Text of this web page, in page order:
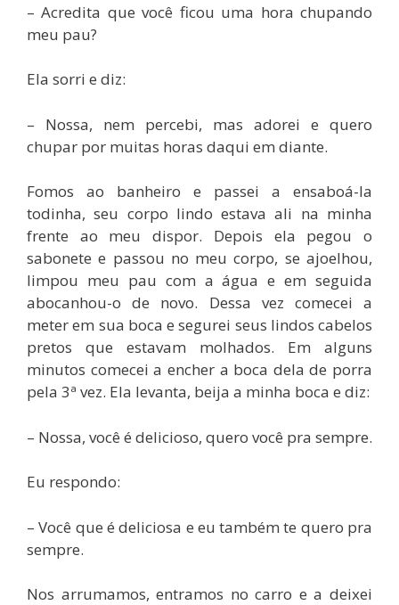
– Acredita que você ficou uma hora chupando
meu pau?
Ela sorri e diz:
– Nossa, nem percebi, mas adorei e quero
chupar por muitas horas daqui em diante.
Fomos ao banheiro e passei a ensaboá-la
todinha, seu corpo lindo estava ali na minha
frente ao meu dispor. Depois ela pegou o
sabonete e passou no meu corpo, se ajoelhou,
limpou meu pau com a água e em seguida
abocanhou-o de novo. Dessa vez comecei a
meter em sua boca e segurei seus lindos cabelos
pretos que estavam molhados. Em alguns
minutos comecei a encher a boca dela de porra
pela 3ª vez. Ela levanta, beija a minha boca e diz:
– Nossa, você é delicioso, quero você pra sempre.
Eu respondo:
– Você que é deliciosa e eu também te quero pra
sempre.
Nos arrumamos, entramos no carro e a deixei